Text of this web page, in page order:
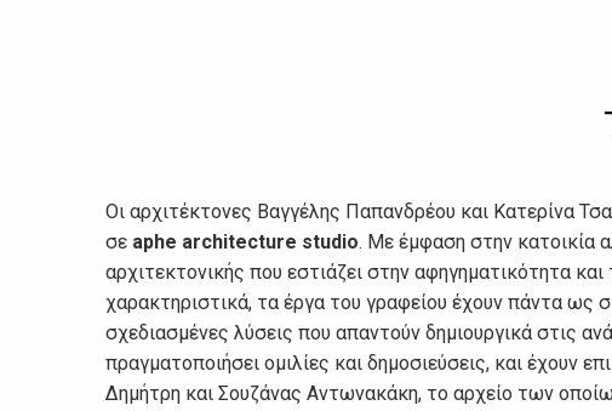
Οι αρχιτέκτονες Βαγγέλης Παπανδρέου και Κατερίνα
σε aphe architecture studio. Με έμφαση στην κατοικία
αρχιτεκτονικής που εστιάζει στην αφηγηματικότητα
χαρακτηριστικά, τα έργα του γραφείου έχουν πάντα
σχεδιασμένες λύσεις που απαντούν δημιουργικά στις
πραγματοποιήσει ομιλίες και δημοσιεύσεις, και έχουν
Δημήτρη και Σουζάνας Αντωνακάκη, το αρχείο των